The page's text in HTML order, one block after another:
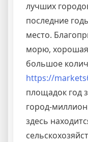
лучших
последние
место.
морю,
большое
https://
площадок год
город-
здесь